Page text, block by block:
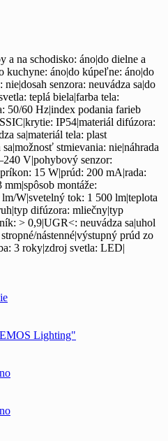
na schodisko: áno|do dielne a
kuchyne: áno|do kúpeľne: áno|do
senzora: neuvádza sa|do
teplá biela|farba tela:
50/60 Hz|index podania farieb
IP54|materiál difúzora:
sa|materiál tela: plast
stmievania: nie|náhrada
V|pohybový senzor:
15 W|prúd: 200 mA|rada:
montáže:
W|svetelný tok: 1 500 lm|teplota
difúzora: mliečny|typ
> 0,9|UGR<: neuvádza sa|uhol
nástenné|výstupný prúd zo
3 roky|zdroj svetla: LED|
Lighting"